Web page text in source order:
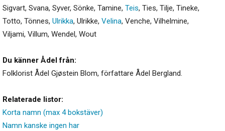
Sigvart, Svana, Syver, Sönke, Tamine, Teis, Ties, Tilje, Tineke,
Totto, Tönnes, Ulrikka, Ulrikke, Velina, Venche, Vilhelmine,
Viljami, Villum, Wendel, Wout
Du känner Ådel från:
Folklorist Ådel Gjøstein Blom, författare Ådel Bergland.
Relaterade listor:
Korta namn (max 4 bokstäver)
Namn kanske ingen har